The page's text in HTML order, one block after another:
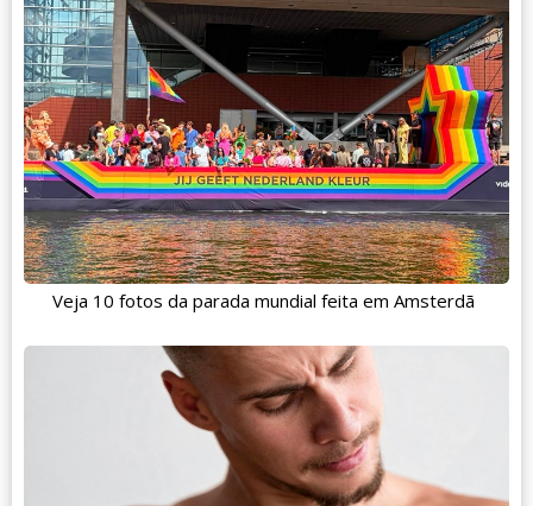
Veja 10 fotos da parada mundial feita em Amsterdã